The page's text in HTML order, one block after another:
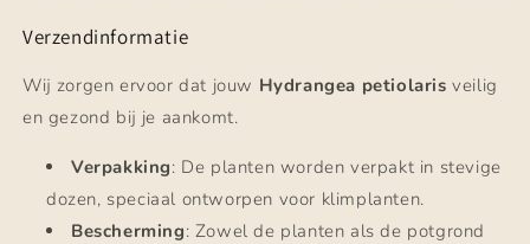
Verzendinformatie
Wij zorgen ervoor dat jouw Hydrangea petiolaris veilig
en gezond bij je aankomt.
Verpakking: De planten worden verpakt in stevige
dozen, speciaal ontworpen voor klimplanten.
Bescherming: Zowel de planten als de potgrond